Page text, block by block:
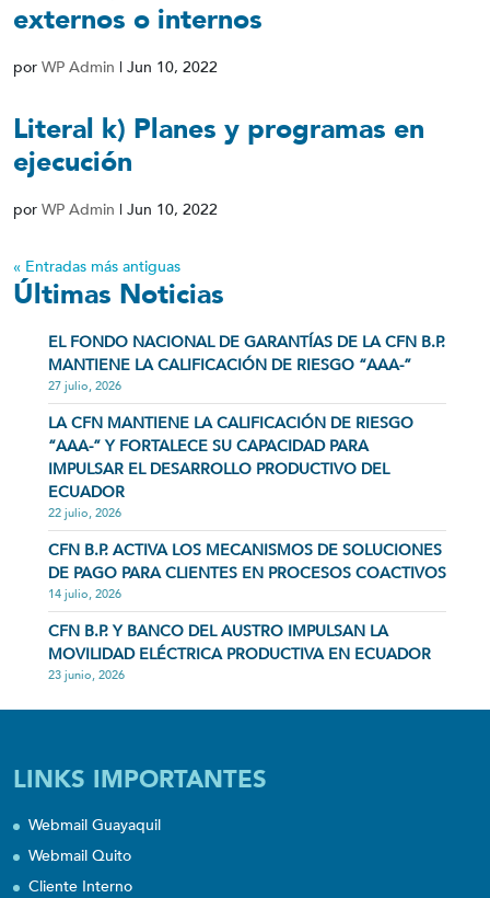
externos o internos
por WP Admin | Jun 10, 2022
Literal k) Planes y programas en
ejecución
por WP Admin | Jun 10, 2022
« Entradas más antiguas
Últimas Noticias
EL FONDO NACIONAL DE GARANTÍAS DE LA CFN B.P.
MANTIENE LA CALIFICACIÓN DE RIESGO “AAA-”
27 julio, 2026
LA CFN MANTIENE LA CALIFICACIÓN DE RIESGO
“AAA-” Y FORTALECE SU CAPACIDAD PARA
IMPULSAR EL DESARROLLO PRODUCTIVO DEL
ECUADOR
22 julio, 2026
CFN B.P. ACTIVA LOS MECANISMOS DE SOLUCIONES
DE PAGO PARA CLIENTES EN PROCESOS COACTIVOS
14 julio, 2026
CFN B.P. Y BANCO DEL AUSTRO IMPULSAN LA
MOVILIDAD ELÉCTRICA PRODUCTIVA EN ECUADOR
23 junio, 2026
LINKS IMPORTANTES
Webmail Guayaquil
Webmail Quito
Cliente Interno